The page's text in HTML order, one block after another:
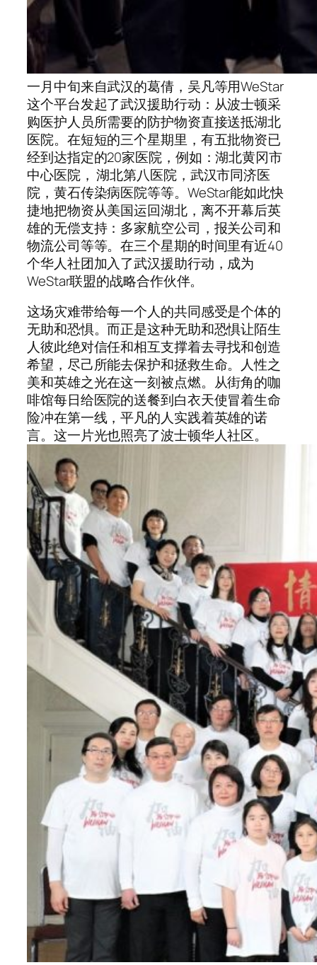
一月中旬来自武汉的葛倩，吴凡等用WeStar
这个平台发起了武汉援助行动：从波士顿采
购医护人员所需要的防护物资直接送抵湖北
医院。在短短的三个星期里，有五批物资已
经到达指定的20家医院，例如：湖北黄冈市
中心医院， 湖北第八医院，武汉市同济医
院，黄石传染病医院等等。WeStar能如此快
捷地把物资从美国运回湖北，离不开幕后英
雄的无偿支持：多家航空公司，报关公司和
物流公司等等。在三个星期的时间里有近40
个华人社团加入了武汉援助行动，成为
WeStar联盟的战略合作伙伴。
这场灾难带给每一个人的共同感受是个体的
无助和恐惧。而正是这种无助和恐惧让陌生
人彼此绝对信任和相互支撑着去寻找和创造
希望，尽己所能去保护和拯救生命。人性之
美和英雄之光在这一刻被点燃。从街角的咖
啡馆每日给医院的送餐到白衣天使冒着生命
险冲在第一线，平凡的人实践着英雄的诺
言。这一片光也照亮了波士顿华人社区。